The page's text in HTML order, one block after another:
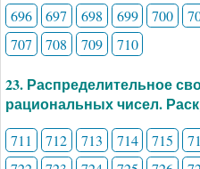
696
697 698 699 700
707
708 709 710
23. Распределительное
рациональных чисел.
711 712 713 714 715